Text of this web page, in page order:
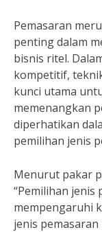
Pemasaran
penting dalam
bisnis ritel.
kompetitif,
kunci utama
memenangkan
diperhatikan
pemilihan jenis
Menurut pakar
“Pemilihan jenis
mempengaruhi
jenis